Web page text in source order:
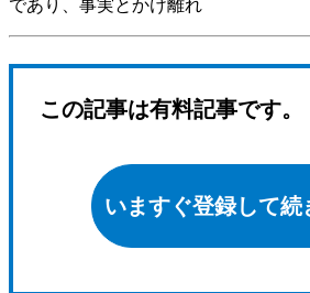
であり、事実とかけ離れ
この記事は有料記事です。
いますぐ登録して続